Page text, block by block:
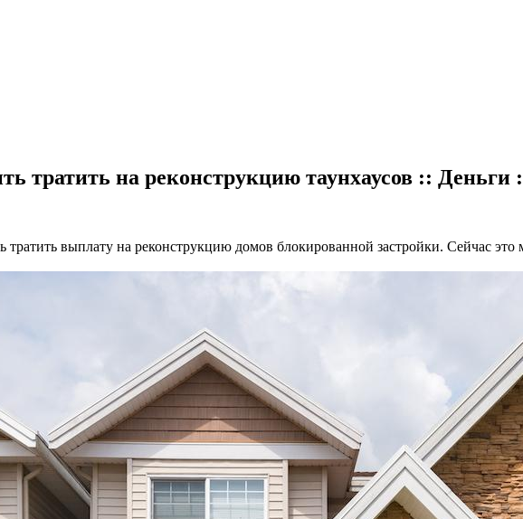
тратить на реконструкцию таунхаусов ::
тратить выплату на реконструкцию домов блокированной застройки. Сейчас